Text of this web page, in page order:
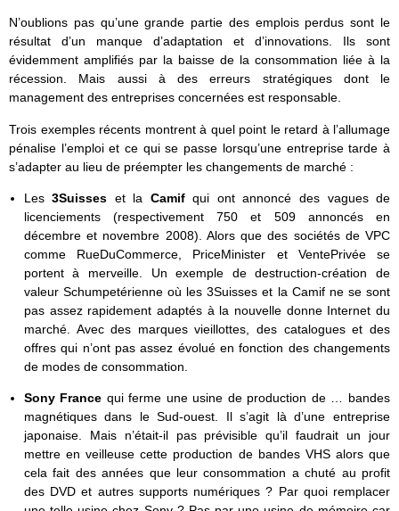
N’oublions pas qu’une grande partie des emplois perdus sont le
résultat d’un manque d’adaptation et d’innovations. Ils sont
évidemment amplifiés par la baisse de la consommation liée à la
récession. Mais aussi à des erreurs stratégiques dont le
management des entreprises concernées est responsable.
Trois exemples récents montrent à quel point le retard à l’allumage
pénalise l’emploi et ce qui se passe lorsqu’une entreprise tarde à
s’adapter au lieu de préempter les changements de marché :
Les3Suisses et la Camifqui ont annoncé des vagues de
licenciements (respectivement 750 et 509 annoncés en
décembre et novembre 2008). Alors que des sociétés de VPC
comme RueDuCommerce, PriceMinister et VentePrivée se
portent à merveille. Un exemple de destruction-création de
valeur Schumpetérienne où les 3Suisses et la Camif ne se sont
pas assez rapidement adaptés à la nouvelle donne Internet du
marché. Avec des marques vieillottes, des catalogues et des
offres qui n’ont pas assez évolué en fonction des changements
de modes de consommation.
Sony France qui ferme une usine de production de … bandes
magnétiques dans le Sud-ouest. Il s’agit là d’une entreprise
japonaise. Mais n’était-il pas prévisible qu’il faudrait un jour
mettre en veilleuse cette production de bandes VHS alors que
cela fait des années que leur consommation a chuté au profit
des DVD et autres supports numériques ? Par quoi remplacer